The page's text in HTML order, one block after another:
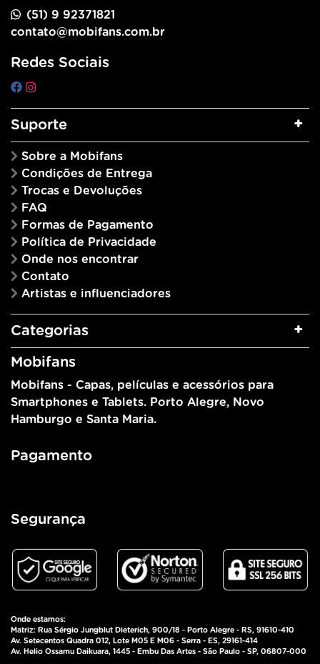
(51) 9 92371821
contato@mobifans.com.br
Redes Sociais
Suporte
Sobre a Mobifans
Condições de Entrega
Trocas e Devoluções
FAQ
Formas de Pagamento
Política de Privacidade
Onde nos encontrar
Contato
Artistas e influenciadores
Categorias
Mobifans
Mobifans - Capas, películas e acessórios para
Smartphones e Tablets. Porto Alegre, Novo
Hamburgo e Santa Maria.
Pagamento
Segurança
Onde estamos:
Matriz: Rua Sérgio Jungblut Dieterich, 900/18 - Porto Alegre - RS, 91610-410
Av. Setecentos Quadra 012, Lote M05 E M06 - Serra - ES, 29161-414
Av. Helio Ossamu Daikuara, 1445 - Embu Das Artes - São Paulo - SP, 06807-000